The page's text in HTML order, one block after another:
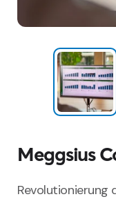
Meggsius
Revolutionierung